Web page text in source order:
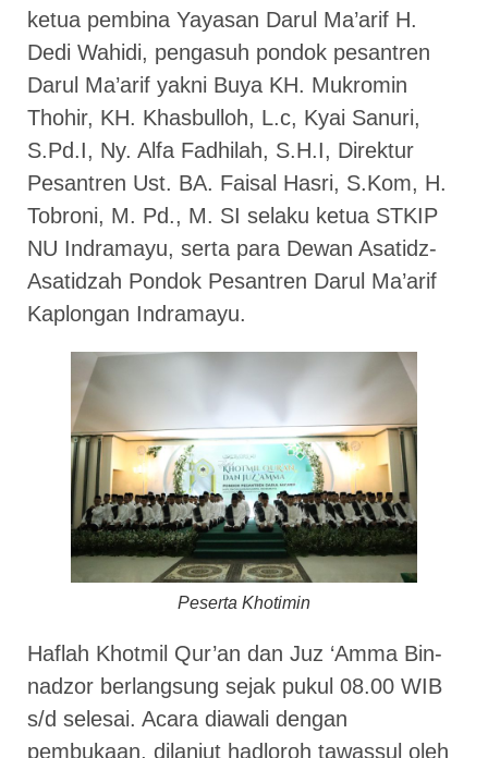
ketua pembina Yayasan Darul Ma’arif H.
Dedi Wahidi, pengasuh pondok pesantren
Darul Ma’arif yakni Buya KH. Mukromin
Thohir, KH. Khasbulloh, L.c, Kyai Sanuri,
S.Pd.I, Ny. Alfa Fadhilah, S.H.I, Direktur
Pesantren Ust. BA. Faisal Hasri, S.Kom, H.
Tobroni, M. Pd., M. SI selaku ketua STKIP
NU Indramayu, serta para Dewan Asatidz-
Asatidzah Pondok Pesantren Darul Ma’arif
Kaplongan Indramayu.
Peserta Khotimin
Haflah Khotmil Qur’an dan Juz ‘Amma Bin-
nadzor berlangsung sejak pukul 08.00 WIB
s/d selesai. Acara diawali dengan
pembukaan, dilanjut hadloroh tawassul oleh